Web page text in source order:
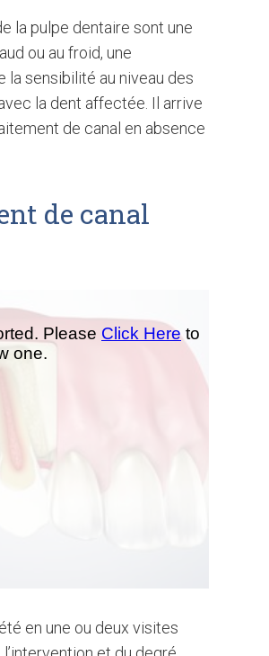
la pulpe dentaire sont une
ou au froid, une
la sensibilité au niveau des
la dent affectée. Il arrive
de canal en absence
de canal
en une ou deux visites